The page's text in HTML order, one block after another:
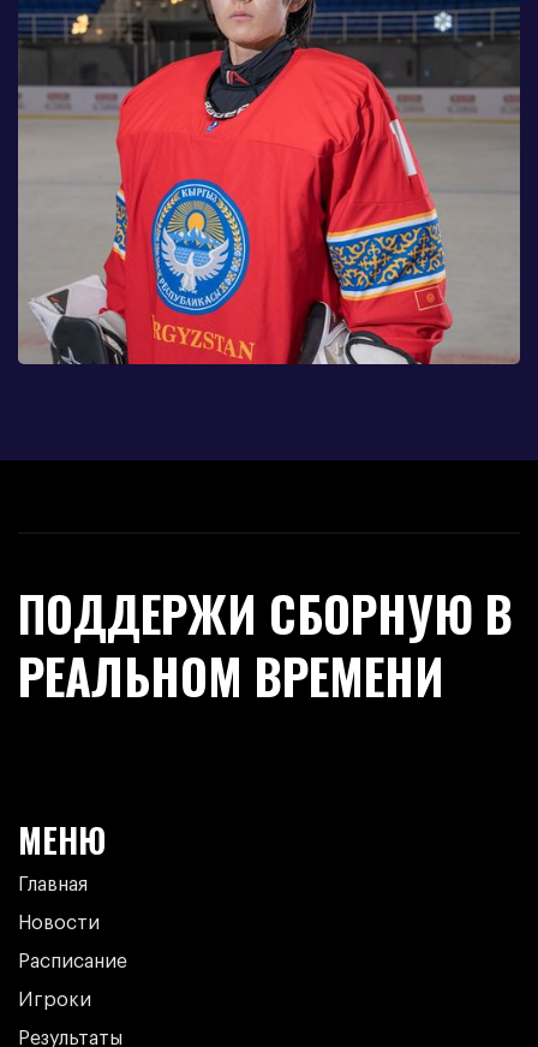
ПОДДЕРЖИ СБОРНУЮ В
РЕАЛЬНОМ ВРЕМЕНИ
МЕНЮ
Главная
Новости
Расписание
Игроки
Результаты